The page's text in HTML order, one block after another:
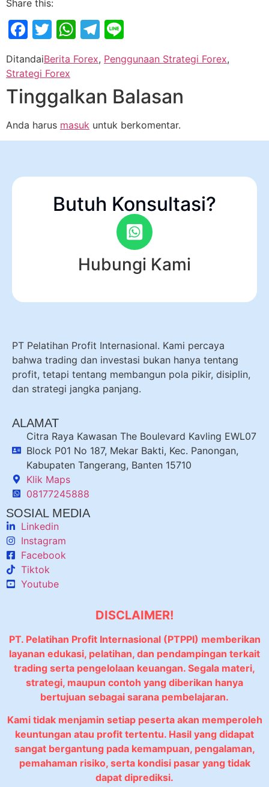
Share this:
Facebook
Twitter
WhatsApp
Telegram
DitandaiBerita Forex, Penggunaan Strategi Forex,
Strategi Forex
Tinggalkan Balasan
Anda harus masuk untuk berkomentar.
Butuh Konsultasi?
Hubungi Kami
PT Pelatihan Profit Internasional. Kami percaya
bahwa trading dan investasi bukan hanya tentang
profit, tetapi tentang membangun pola pikir, disiplin,
dan strategi jangka panjang.
ALAMAT
Citra Raya Kawasan The Boulevard Kavling EWL07
Block P01 No 187, Mekar Bakti, Kec. Panongan,
Kabupaten Tangerang, Banten 15710
Klik Maps
08177245888
SOSIAL MEDIA
Linkedin
Instagram
Facebook
Tiktok
Youtube
DISCLAIMER!
PT. Pelatihan Profit Internasional (PTPPI) memberikan
layanan edukasi, pelatihan, dan pendampingan terkait
trading serta pengelolaan keuangan. Segala materi,
strategi, maupun contoh yang diberikan hanya
bertujuan sebagai sarana pembelajaran.
Kami tidak menjamin setiap peserta akan memperoleh
keuntungan atau profit tertentu. Hasil yang didapat
sangat bergantung pada kemampuan, pengalaman,
pemahaman risiko, serta kondisi pasar yang tidak
dapat diprediksi.